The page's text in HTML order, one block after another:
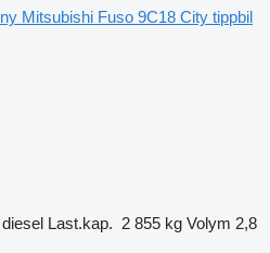
ny Mitsubishi Fuso 9C18 City tippbil
diesel Last.kap. 2 855 kg Volym 2,8